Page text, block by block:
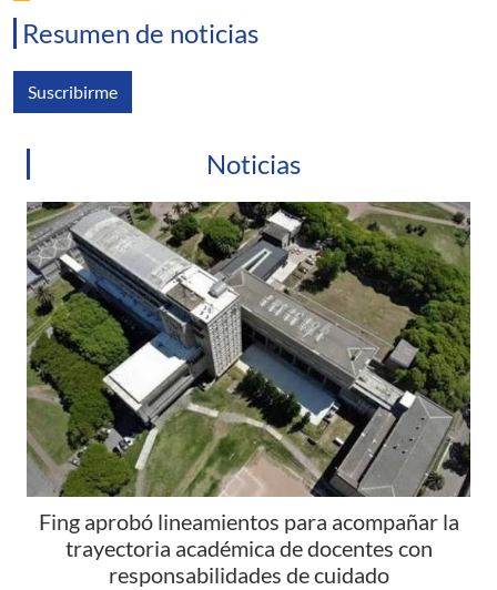
Resumen de noticias
Suscribirme
Noticias
Fing aprobó lineamientos para acompañar la
trayectoria académica de docentes con
responsabilidades de cuidado